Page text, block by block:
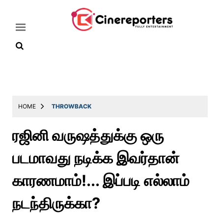
Latest
Throwback
Television
Photos
Story
HOME THROWBACK
ரஜினி வருஷத்துக்கு ஒரு
படமாவது நடிக்க இவர்தான்
காரணமாம்!... இப்படி எல்லாம்
நடந்திருக்கா?